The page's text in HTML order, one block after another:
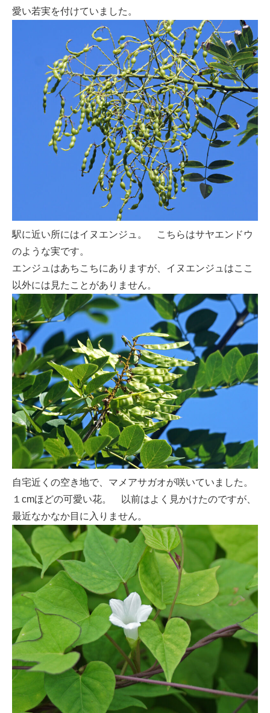
愛い若実を付けていました。
駅に近い所にはイヌエンジュ。 こちらはサヤエンドウ
のような実です。
エンジュはあちこちにありますが、イヌエンジュはここ
以外には見たことがありません。
自宅近くの空き地で、マメアサガオが咲いていました。
１cmほどの可愛い花。 以前はよく見かけたのですが、
最近なかなか目に入りません。